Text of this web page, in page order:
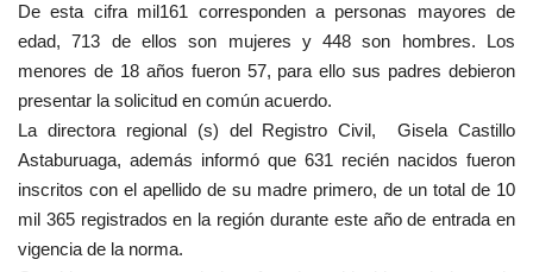
De esta cifra mil161 corresponden a personas mayores de
edad, 713 de ellos son mujeres y 448 son hombres. Los
menores de 18 años fueron 57, para ello sus padres debieron
presentar la solicitud en común acuerdo.
La directora regional (s) del Registro Civil, Gisela Castillo
Astaburuaga, además informó que 631 recién nacidos fueron
inscritos con el apellido de su madre primero, de un total de 10
mil 365 registrados en la región durante este año de entrada en
vigencia de la norma.